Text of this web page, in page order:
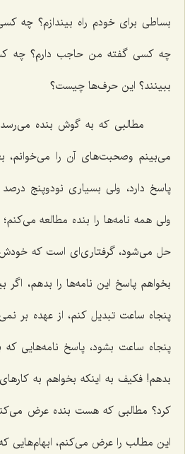
بساطی برای خودم راه بیندازم؟ چه‌
چه کسی گفته من حاجب دارم؟ چه
ببینند؟ این حرف‌ها چیست؟
مطالبی كه به گوش بنده می‌رسد،
می‌بینم وصحبت‌های آن را می‌خوانم،
پاسخ دارد، ولی بسیاری نودوپنج درصد
ولی همه نامه‌ها را بنده مطالعه
حل می‌شود، گرفتاری‌ای‌ است كه خودش
بخواهم پاسخ این نامه‌ها را بدهم،
پنجاه ساعت تبدیل كنم، از عهده بر
پنجاه ساعت بشود، پاسخ نامه‌هایی
بدهم! فكیف به اینكه بخواهم به
كرد؟ مطالبی كه هست بنده عرض
این مطالب را عرض می‌كنم،